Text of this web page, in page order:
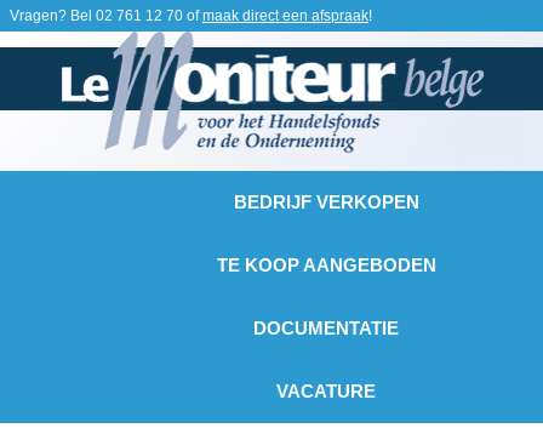
Vragen? Bel 02 761 12 70 ofmaak direct een afspraak!
BEDRIJF VERKOPEN
TE KOOP AANGEBODEN
DOCUMENTATIE
VACATURE